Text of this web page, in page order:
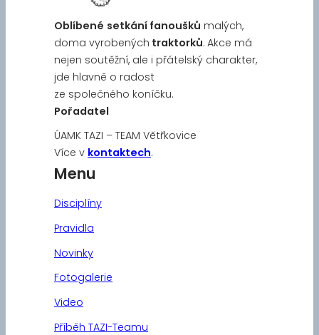
Oblíbené setkání fanoušků malých,
doma vyrobených traktorků. Akce má
nejen soutěžní, ale i přátelský charakter,
jde hlavně o radost
ze společného koníčku.
Pořadatel
ÚAMK TAZI – TEAM Větřkovice
Více v kontaktech.
Menu
Disciplíny
Pravidla
Novinky
Fotogalerie
Video
Příběh TAZI-Teamu